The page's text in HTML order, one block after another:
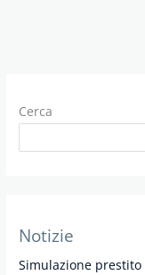
Cerca
Notizie
Simulazione prestito